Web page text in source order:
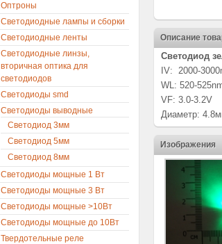
Описание
Светодиод
IV: 2000-
WL: 520-
VF: 3.0-3.2V
Диаметр:
Изображения
Оптроны
Светодиодные лампы и сборки
Светодиодные ленты
Светодиодные линзы,
вторичная оптика для
светодиодов
Светодиоды smd
Светодиоды выводные
Светодиод 3мм
Светодиод 5мм
Светодиод 8мм
Светодиоды мощные 1 Вт
Светодиоды мощные 3 Вт
Светодиоды мощные >10Вт
Светодиоды мощные до 10Вт
Твердотельные реле